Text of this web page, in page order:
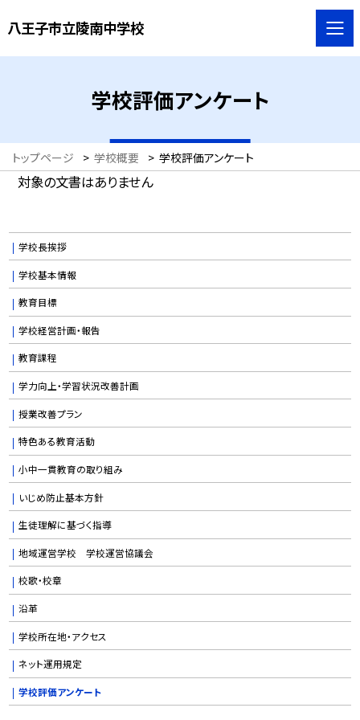
八王子市立陵南中学校
学校評価アンケート
トップページ > 学校概要 > 学校評価アンケート
対象の文書はありません
学校長挨拶
学校基本情報
教育目標
学校経営計画・報告
教育課程
学力向上・学習状況改善計画
授業改善プラン
特色ある教育活動
小中一貫教育の取り組み
いじめ防止基本方針
生徒理解に基づく指導
地域運営学校 学校運営協議会
校歌・校章
沿革
学校所在地・アクセス
ネット運用規定
学校評価アンケート